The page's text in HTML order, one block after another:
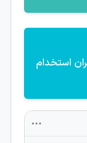
استخدام